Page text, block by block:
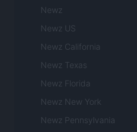
Newz
Newz US
Newz California
Newz Texas
Newz Florida
Newz New York
Newz Pennsylvania